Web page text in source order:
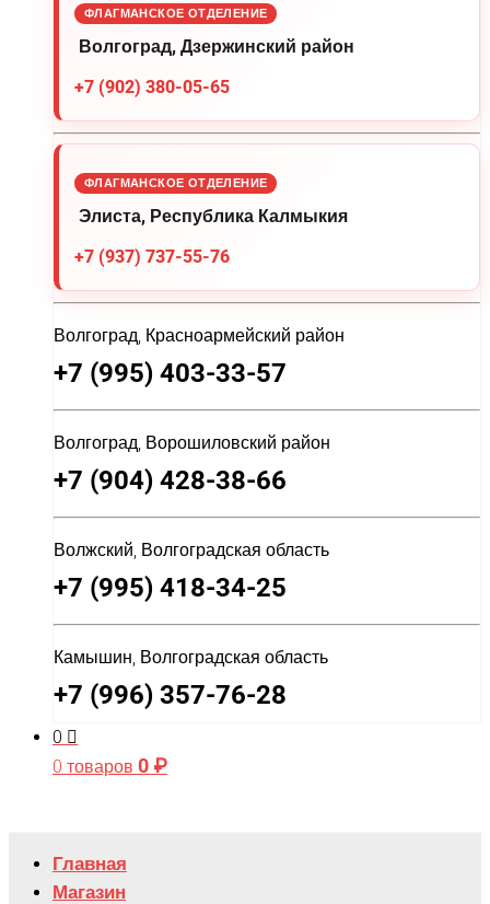
ФЛАГМАНСКОЕ ОТДЕЛЕНИЕ
Волгоград, Дзержинский район
+7 (902) 380-05-65
ФЛАГМАНСКОЕ ОТДЕЛЕНИЕ
Элиста, Республика Калмыкия
+7 (937) 737-55-76
Волгоград, Красноармейский район
+7 (995) 403-33-57
Волгоград, Ворошиловский район
+7 (904) 428-38-66
Волжский, Волгоградская область
+7 (995) 418-34-25
Камышин, Волгоградская область
+7 (996) 357-76-28
0
0 товаров 0 ₽
Главная
Магазин